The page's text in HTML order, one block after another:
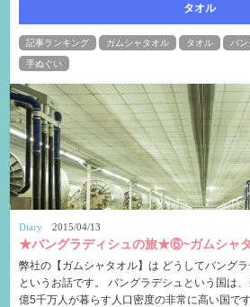
タオル
記事ランキング ガムシャタオル タオル バン
手ぬぐい
Diary 2015/04/13
★バングラディシュの旅★⑥~ガムシャ
弊社の【ガムシャタオル】は どうしてバングラ
というお話です。 バングラデシュという国は
億5千万人が暮らす人口密度の非常に高い国で